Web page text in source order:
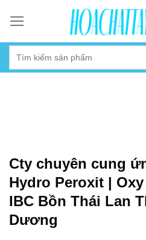
content
Cty chuyên cung
Hydro Peroxit | Oxy
IBC Bồn Thái Lan
Dương